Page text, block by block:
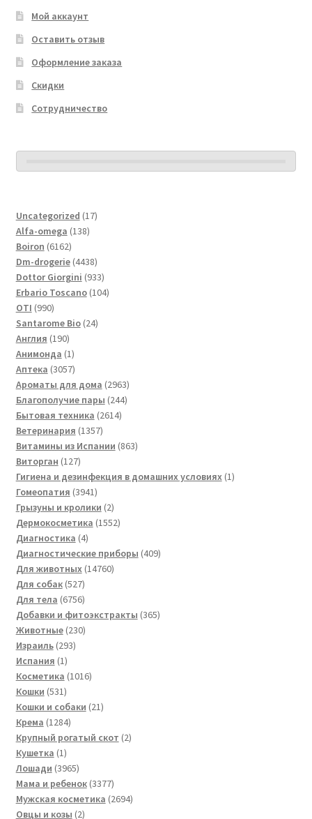
Мой аккаунт
Оставить отзыв
Оформление заказа
Скидки
Сотрудничество
Uncategorized 1717
Alfa-omega 138138
Boiron 61626162
товара
Dm-drogerie 44384438
товаров
Dottor Giorgini 933933
товара
Erbario Toscano 104104
OTI 990990
товаров
Santarome Bio 2424
Англия 190190
товаров
Анимонда 11
товар
Аптека 30573057
товаров
Ароматы для дома 29632963
товара
Благополучие пары 244244
Бытовая техника 26142614
Ветеринария 13571357
товаров
Витамины из Испании 863863
Виторган 127127
товаров
Гигиена и дезинфекция в домашних условиях 11
Гомеопатия 39413941
товар
Грызуны и кролики 22
товара
Дермокосметика 15521552
Диагностика 44
товара
Диагностические приборы 409409
Для животных 1476014760
Для собак 527527
товаров
Для тела 67566756
товаров
Добавки и фитоэкстракты 365365
Животные 230230
Израиль 293293
Испания 11
товар
Косметика 10161016
Кошки 531531
товар
Кошки и собаки 2121
Крема 12841284
товара
Крупный рогатый скот 22
Кушетка 11
товар
Лошади 39653965
товаров
Мама и ребенок 33773377
товаров
Мужская косметика 26942694
Овцы и козы 22